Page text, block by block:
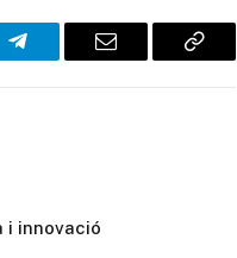
Telegram Email
Copy
i innovació